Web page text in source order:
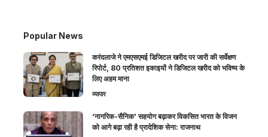
Popular News
करंदलाजे ने एमएसएमई डिजिटल खरीद पर जारी की सर्वेक्षण
रिपोर्ट, 80 प्रतिशत इकाइयों ने डिजिटल खरीद को भविष्य के
लिए अहम माना
व्यापार
‘नागरिक-सैनिक’ सहयोग बढ़ाकर विकसित भारत के विजन
को आगे बढ़ा रही है प्रादेशिक सेना: राजनाथ